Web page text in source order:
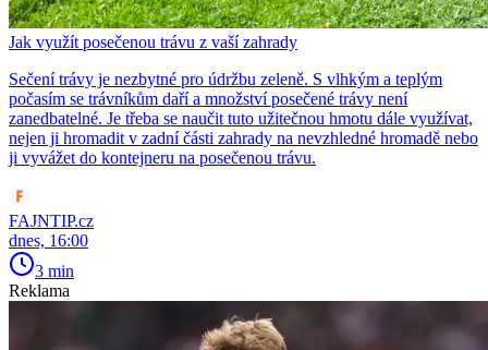
Jak využít posečenou trávu z vaší zahrady
Sečení trávy je nezbytné pro údržbu zeleně. S vlhkým a teplým
počasím se trávníkům daří a množství posečené trávy není
zanedbatelné. Je třeba se naučit tuto užitečnou hmotu dále využívat,
nejen ji hromadit v zadní části zahrady na nevzhledné hromadě nebo
ji vyvážet do kontejneru na posečenou trávu.
FAJNTIP.cz
dnes, 16:00
3 min
Reklama